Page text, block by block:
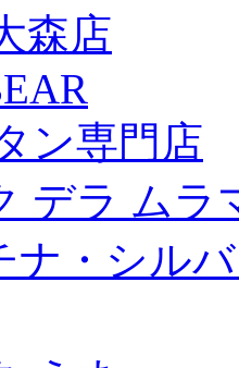
森店
ン専門店
デラ ムラ
ナ・シル